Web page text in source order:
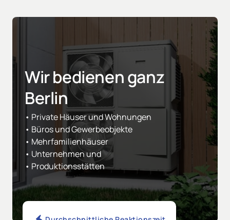
Wir bedienen ganz
Berlin
• Private Häuser und Wohnungen
• Büros und Gewerbeobjekte
• Mehrfamilienhäuser
• Unternehmen und
• Produktionsstätten